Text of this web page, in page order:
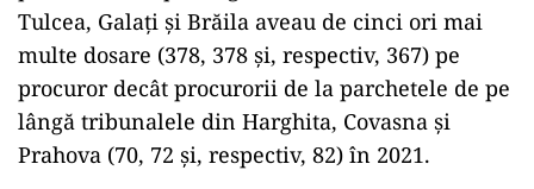
Tulcea, Galați și Brăila aveau de cinci ori mai
multe dosare (378, 378 și, respectiv, 367) pe
procuror decât procurorii de la parchetele de pe
lângă tribunalele din Harghita, Covasna și
Prahova (70, 72 și, respectiv, 82) în 2021.